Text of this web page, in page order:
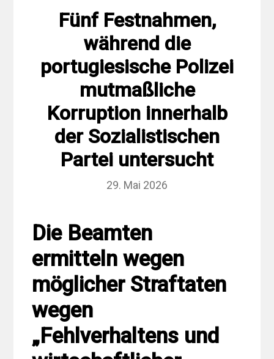
Fünf Festnahmen,
während die
portugiesische Polizei
mutmaßliche
Korruption innerhalb
der Sozialistischen
Partei untersucht
29. Mai 2026
Die Beamten
ermitteln wegen
möglicher Straftaten
wegen
„Fehlverhaltens und